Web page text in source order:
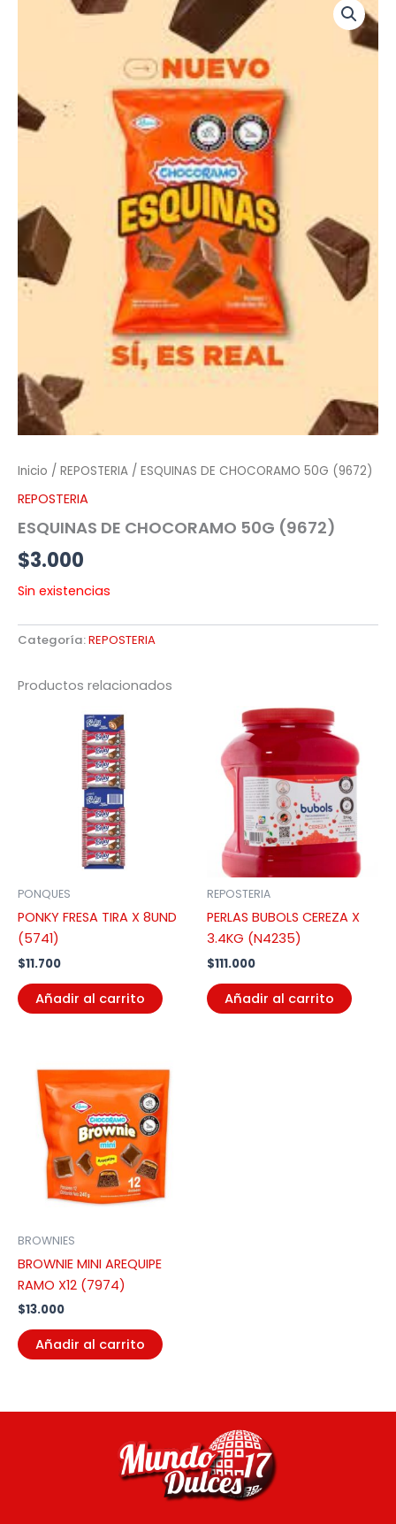
Inicio / REPOSTERIA / ESQUINAS DE CHOCORAMO 50G (9672)
REPOSTERIA
ESQUINAS DE CHOCORAMO 50G (9672)
$3.000
Sin existencias
Categoría:REPOSTERIA
Productos relacionados
PONQUES
PONKY FRESA TIRA X 8UND
(5741)
$11.700
Añadir al carrito
REPOSTERIA
PERLAS BUBOLS CEREZA X
3.4KG (N4235)
$111.000
Añadir al carrito
BROWNIES
BROWNIE MINI AREQUIPE
RAMO X12 (7974)
$13.000
Añadir al carrito